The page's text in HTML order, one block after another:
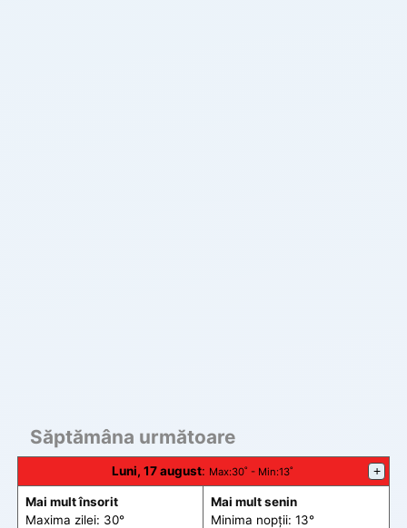
Săptămâna următoare
Luni, 17 august: Max:30˚ - Min:13˚ +
Mai mult însorit
Maxima zilei: 30°
Mai mult senin
Minima nopții: 13°